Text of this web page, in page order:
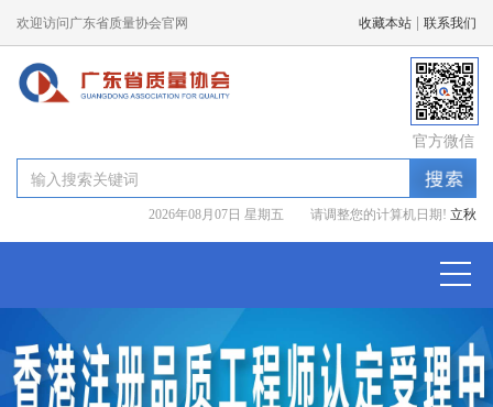
欢迎访问广东省质量协会官网 收藏本站 联系我们
官方微信
2026年08月07日 星期五 请调整您的计算机日期! 立秋